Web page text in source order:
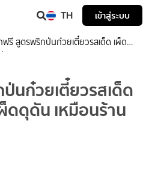
TH เข้าสู่ระบบ
ฟรี สูตรพริกป่นก๋วยเตี๋ยวรสเด็ด เผ็ด
มาเอง
นก๋วยเตี๋ยวรสเด็ด
ดดุดัน เหมือนร้าน